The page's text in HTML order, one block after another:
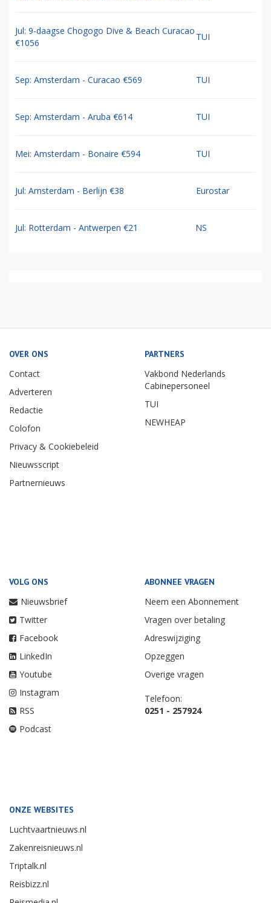
Jul: 9-daagse Chogogo Dive & Beach Curacao
€1056
TUI
Sep: Amsterdam - Curacao €569 TUI
Sep: Amsterdam - Aruba €614 TUI
Mei: Amsterdam - Bonaire €594 TUI
Jul: Amsterdam - Berlijn €38 Eurostar
Jul: Rotterdam - Antwerpen €21 NS
OVER ONS
Contact
Adverteren
Redactie
Colofon
Privacy & Cookiebeleid
Nieuwsscript
Partnernieuws
PARTNERS
Vakbond Nederlands
Cabinepersoneel
TUI
NEWHEAP
VOLG ONS
Nieuwsbrief
Twitter
Facebook
LinkedIn
Youtube
Instagram
RSS
Podcast
ABONNEE VRAGEN
Neem een Abonnement
Vragen over betaling
Adreswijziging
Opzeggen
Overige vragen
Telefoon:
0251 - 257924
ONZE WEBSITES
Luchtvaartnieuws.nl
Zakenreisnieuws.nl
Triptalk.nl
Reisbizz.nl